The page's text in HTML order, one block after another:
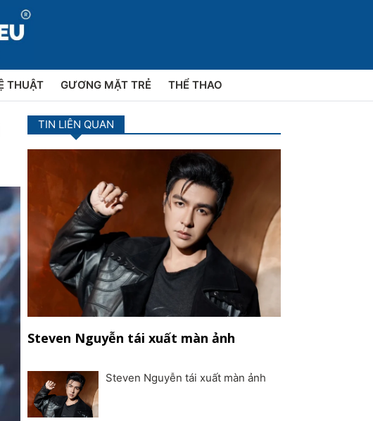
THUẬT GƯƠNG MẶT TRẺ THỂ THAO
TIN LIÊN QUAN
Steven Nguyễn tái xuất màn ảnh
Steven Nguyễn tái xuất màn ảnh